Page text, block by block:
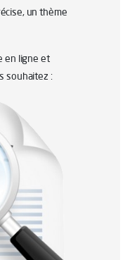
un thème
en ligne et
souhaitez :